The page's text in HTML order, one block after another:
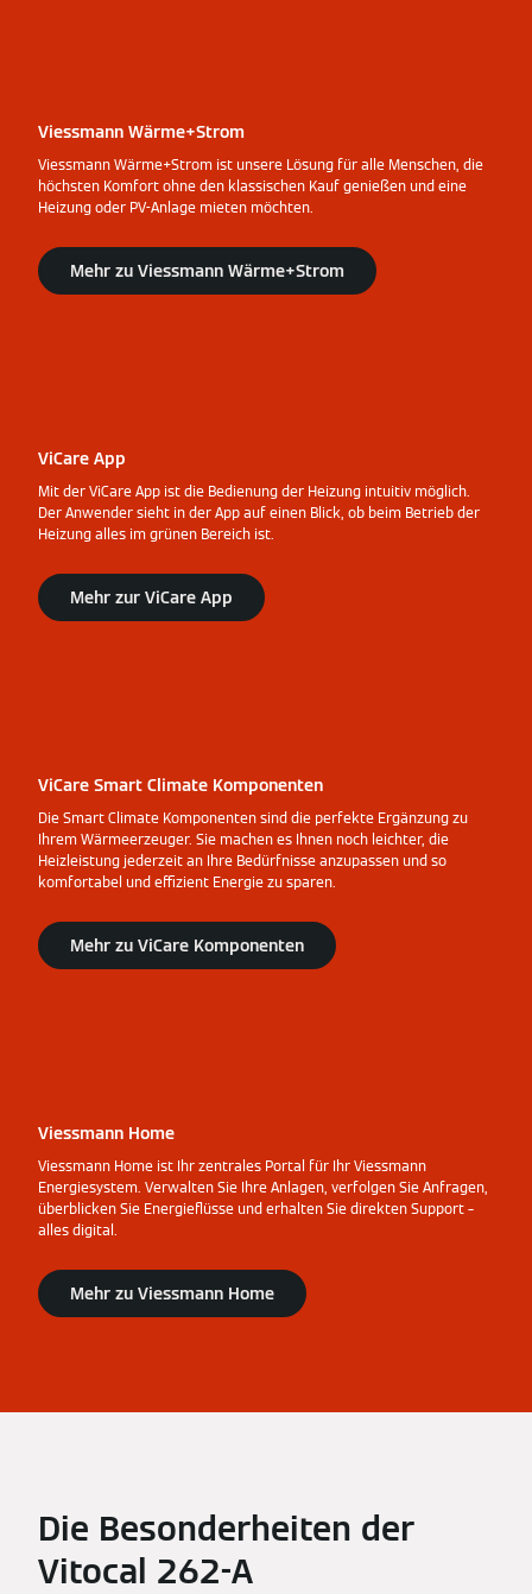
Viessmann Wärme+Strom
Viessmann Wärme+Strom ist unsere Lösung für alle Menschen, die
höchsten Komfort ohne den klassischen Kauf genießen und eine
Heizung oder PV-Anlage mieten möchten.
Mehr zu Viessmann Wärme+Strom
ViCare App
Mit der ViCare App ist die Bedienung der Heizung intuitiv möglich.
Der Anwender sieht in der App auf einen Blick, ob beim Betrieb der
Heizung alles im grünen Bereich ist.
Mehr zur ViCare App
ViCare Smart Climate Komponenten
Die Smart Climate Komponenten sind die perfekte Ergänzung zu
Ihrem Wärmeerzeuger. Sie machen es Ihnen noch leichter, die
Heizleistung jederzeit an Ihre Bedürfnisse anzupassen und so
komfortabel und effizient Energie zu sparen.
Mehr zu ViCare Komponenten
Viessmann Home
Viessmann Home ist Ihr zentrales Portal für Ihr Viessmann
Energiesystem. Verwalten Sie Ihre Anlagen, verfolgen Sie Anfragen,
überblicken Sie Energieflüsse und erhalten Sie direkten Support –
alles digital.
Mehr zu Viessmann Home
Die Besonderheiten der
Vitocal 262-A